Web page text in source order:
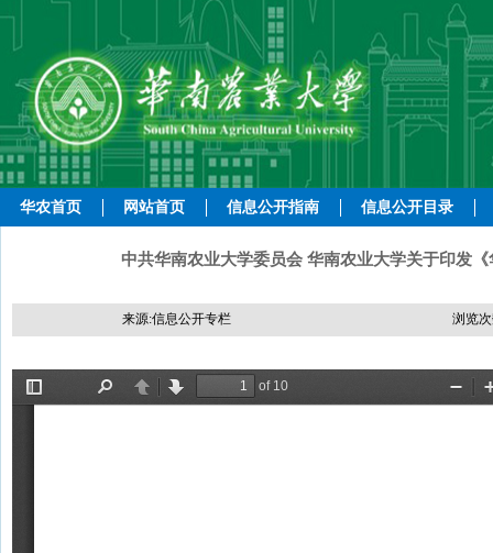
华农首页 网站首页 信息公开指南 信息公开目录
中共华南农业大学委员会 华南农业大学关于印发
来源:信息公开专栏 浏览